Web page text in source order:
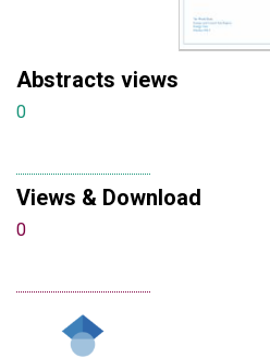
Abstracts views
0
Views & Download
0